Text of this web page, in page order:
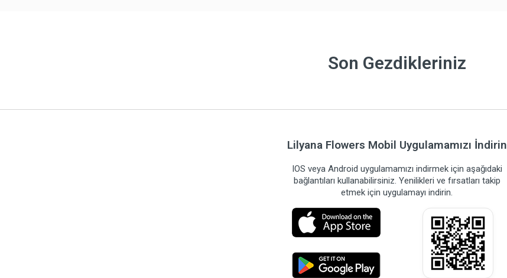
Son Gezdikleriniz
Lilyana Flowers Mobil Uygulamamızı İndirin
IOS veya Android uygulamamızı indirmek için aşağıdaki
bağlantıları kullanabilirsiniz. Yenilikleri ve fırsatları takip
etmek için uygulamayı indirin.